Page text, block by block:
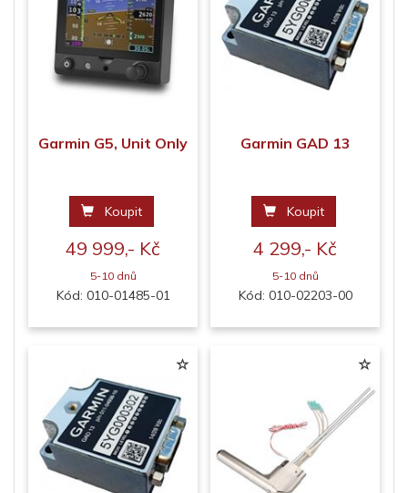
Garmin G5, Unit Only
Koupit
49 999,- Kč
5-10 dnů
Kód: 010-01485-01
Garmin GAD 13
Koupit
4 299,- Kč
5-10 dnů
Kód: 010-02203-00